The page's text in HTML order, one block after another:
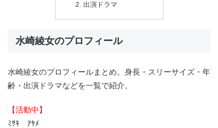
出演ドラマ
水崎綾女のプロフィール
水崎綾女のプロフィールまとめ。身長・スリーサイズ・年
齢・出演ドラマなどを一覧で紹介。
【活動中】
ﾐｻｷ ｱﾔﾒ